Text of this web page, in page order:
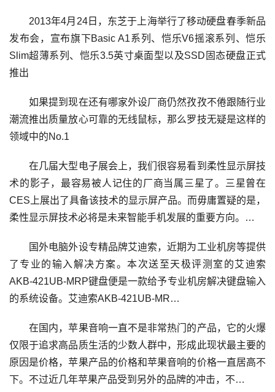
2013年4月24日，东芝于上海举行了移动硬盘春季新品
发布会，宣布旗下Basic A1系列、恺乐V6摇滚系列、恺乐
Slim超薄系列、恺乐3.5英寸桌面型以及SSD固态硬盘正式
推出
如果提到现在还有哪家外设厂商仍然孜孜不倦跟随行业
潮流推出质量放心可靠的无线鼠标，那么罗技无疑是这样的
领域中的No.1
在几届大型电子展会上，我们很容易看到柔性显示屏技
术的影子，最容易被人记住的厂商当属三星了。三星曾在
CES上展出了具备该技术的显示屏产品。而毋庸置疑的是，
柔性显示屏技术必将是未来智能手机发展的重要方向。…
国外电脑外设专精品牌艾迪索，近期为工业机房等提供
了专业的输入解决方案。本次送至天极评测室的艾迪索
AKB-421UB-MRP键盘便是一款给予专业机房解决键盘输入
的系统设备。艾迪索AKB-421UB-MR…
在国内，苹果音响一直不是非常热门的产品，它的火爆
仅限于追求高品质生活的少数人群中，形成此现状最主要的
原因是价格，苹果产品的价格和苹果音响的价格一直居高不
下。不过近几年苹果产品受到另外的品牌的冲击，不…